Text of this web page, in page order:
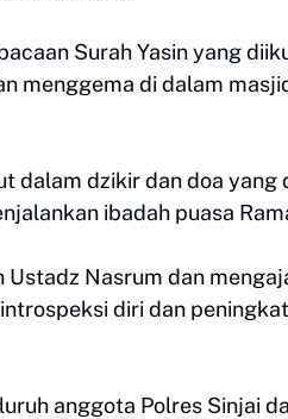
Surah Yasin yang
menggema di dalam
dalam dzikir dan doa
ibadah puasa
Ustadz Nasrum dan
diri dan
anggota Polres Sinjai